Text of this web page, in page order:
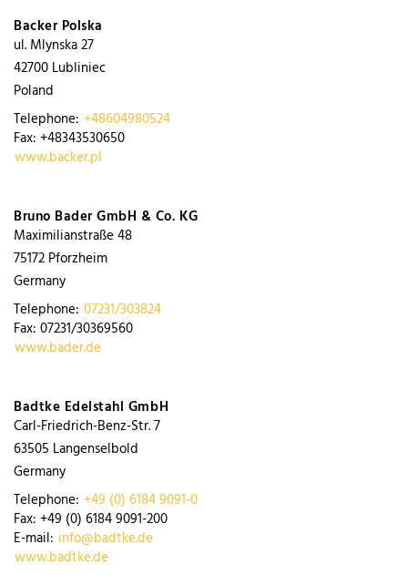
Backer Polska
ul. Mlynska 27
42700 Lubliniec
Poland
Telephone: +48604980524
Fax: +48343530650
www.backer.pl
Bruno Bader GmbH & Co. KG
Maximilianstraße 48
75172 Pforzheim
Germany
Telephone: 07231/303824
Fax: 07231/30369560
www.bader.de
Badtke Edelstahl GmbH
Carl-Friedrich-Benz-Str. 7
63505 Langenselbold
Germany
Telephone: +49 (0) 6184 9091-0
Fax: +49 (0) 6184 9091-200
E-mail: info@badtke.de
www.badtke.de